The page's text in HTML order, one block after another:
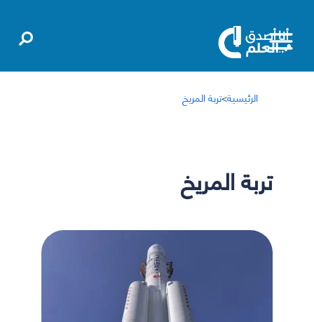
الرئيسية>تربة المريخ
تربة المريخ